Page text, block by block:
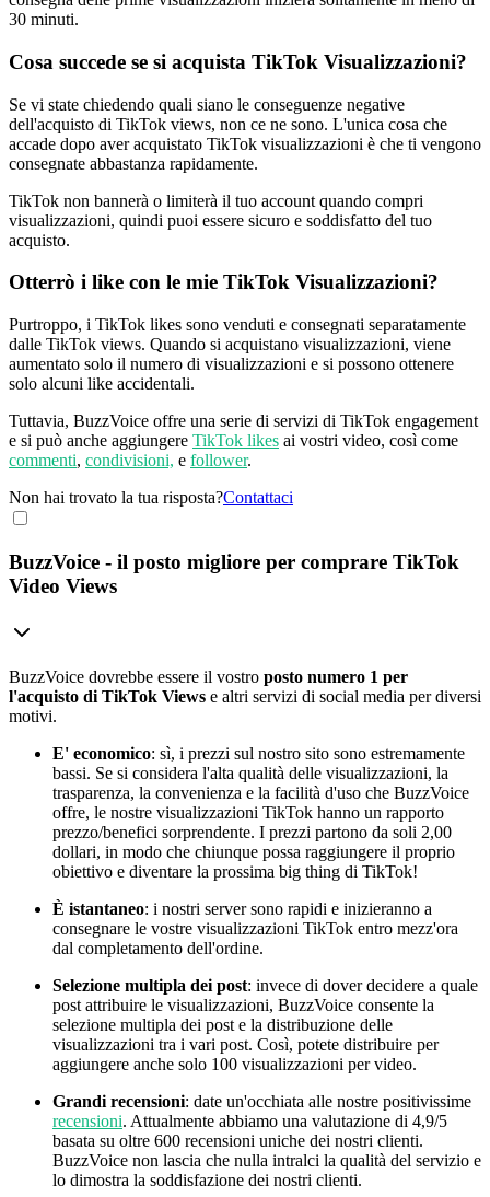
30 minuti.
Cosa succede se si acquista TikTok Visualizzazioni?
Se vi state chiedendo quali siano le conseguenze negative
dell'acquisto di TikTok views, non ce ne sono. L'unica cosa che
accade dopo aver acquistato TikTok visualizzazioni è che ti vengono
consegnate abbastanza rapidamente.
TikTok non bannerà o limiterà il tuo account quando compri
visualizzazioni, quindi puoi essere sicuro e soddisfatto del tuo
acquisto.
Otterrò i like con le mie TikTok Visualizzazioni?
Purtroppo, i TikTok likes sono venduti e consegnati separatamente
dalle TikTok views. Quando si acquistano visualizzazioni, viene
aumentato solo il numero di visualizzazioni e si possono ottenere
solo alcuni like accidentali.
Tuttavia, BuzzVoice offre una serie di servizi di TikTok engagement
e si può anche aggiungere TikTok likes ai vostri video, così come
commenti, condivisioni, e follower.
Non hai trovato la tua risposta?Contattaci
BuzzVoice - il posto migliore per comprare TikTok
Video Views
BuzzVoice dovrebbe essere il vostro posto numero 1 per
l'acquisto di TikTok Views e altri servizi di social media per diversi
motivi.
E' economico: sì, i prezzi sul nostro sito sono estremamente
bassi. Se si considera l'alta qualità delle visualizzazioni, la
trasparenza, la convenienza e la facilità d'uso che BuzzVoice
offre, le nostre visualizzazioni TikTok hanno un rapporto
prezzo/benefici sorprendente. I prezzi partono da soli 2,00
dollari, in modo che chiunque possa raggiungere il proprio
obiettivo e diventare la prossima big thing di TikTok!
È istantaneo: i nostri server sono rapidi e inizieranno a
consegnare le vostre visualizzazioni TikTok entro mezz'ora
dal completamento dell'ordine.
Selezione multipla dei post: invece di dover decidere a quale
post attribuire le visualizzazioni, BuzzVoice consente la
selezione multipla dei post e la distribuzione delle
visualizzazioni tra i vari post. Così, potete distribuire per
aggiungere anche solo 100 visualizzazioni per video.
Grandi recensioni: date un'occhiata alle nostre positivissime
recensioni. Attualmente abbiamo una valutazione di 4,9/5
basata su oltre 600 recensioni uniche dei nostri clienti.
BuzzVoice non lascia che nulla intralci la qualità del servizio e
lo dimostra la soddisfazione dei nostri clienti.